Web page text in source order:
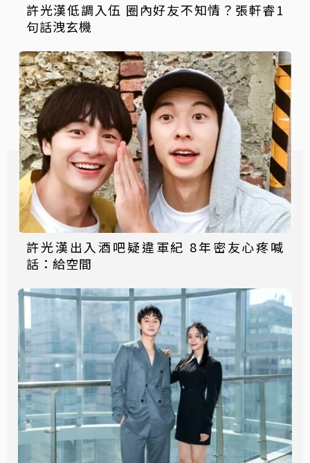
許光漢低調入伍 圈內好友不知情？張軒睿1
句話洩玄機
許光漢出入酒吧疑違軍紀 8年密友心疼喊
話：給空間